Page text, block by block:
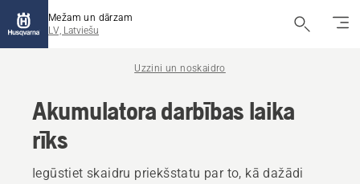
Mežam un dārzam
LV, Latviešu
Uzzini un noskaidro
Akumulatora darbības laika
rīks
Iegūstiet skaidru priekšstatu par to, kā dažādi